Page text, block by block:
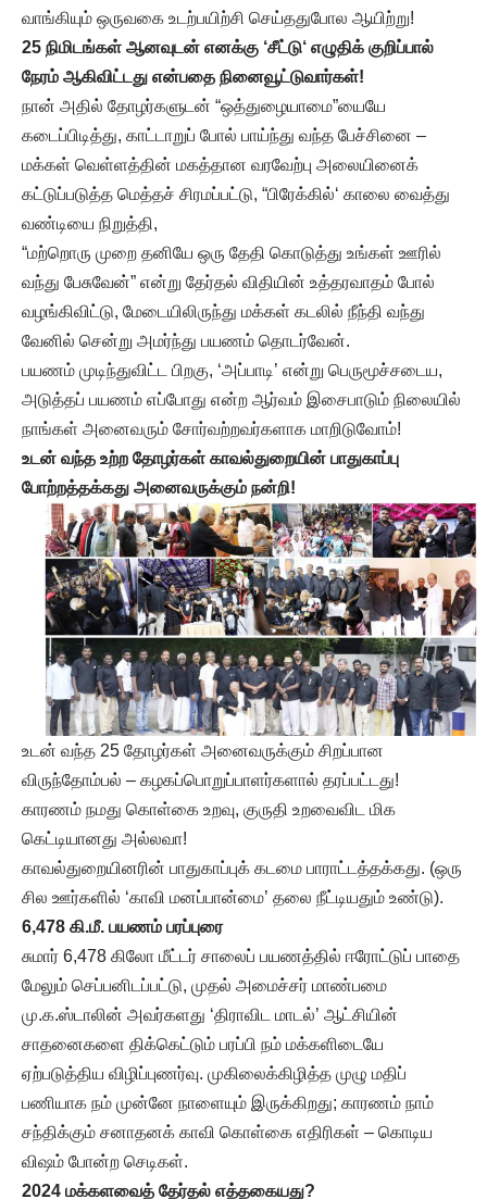
வாங்கியும் ஒருவகை உடற்பயிற்சி செய்ததுபோல ஆயிற்று!
25 நிமிடங்கள் ஆனவுடன் எனக்கு ‘சீட்டு‘ எழுதிக் குறிப்பால்
நேரம் ஆகிவிட்டது என்பதை நினைவூட்டுவார்கள்!
நான் அதில் தோழர்களுடன் “ஒத்துழையாமை”யையே
கடைப்பிடித்து, காட்டாறுப் போல் பாய்ந்து வந்த பேச்சினை –
மக்கள் வெள்ளத்தின் மகத்தான வரவேற்பு அலையினைக்
கட்டுப்படுத்த மெத்தச் சிரமப்பட்டு, “பிரேக்கில்‘ காலை வைத்து
வண்டியை நிறுத்தி,
“மற்றொரு முறை தனியே ஒரு தேதி கொடுத்து உங்கள் ஊரில்
வந்து பேசுவேன்” என்று தேர்தல் விதியின் உத்தரவாதம் போல்
வழங்கிவிட்டு, மேடையிலிருந்து மக்கள் கடலில் நீந்தி வந்து
வேனில் சென்று அமர்ந்து பயணம் தொடர்வேன்.
பயணம் முடிந்துவிட்ட பிறகு, ‘அப்பாடி’ என்று பெருமூச்சடைய,
அடுத்தப் பயணம் எப்போது என்ற ஆர்வம் இசைபாடும் நிலையில்
நாங்கள் அனைவரும் சோர்வற்றவர்களாக மாறிடுவோம்!
உடன் வந்த உற்ற தோழர்கள் காவல்துறையின் பாதுகாப்பு
போற்றத்தக்கது அனைவருக்கும் நன்றி!
உடன் வந்த 25 தோழர்கள் அனைவருக்கும் சிறப்பான
விருந்தோம்பல் – கழகப்பொறுப்பாளர்களால் தரப்பட்டது!
காரணம் நமது கொள்கை உறவு, குருதி உறவைவிட மிக
கெட்டியானது அல்லவா!
காவல்துறையினரின் பாதுகாப்புக் கடமை பாராட்டத்தக்கது. (ஒரு
சில ஊர்களில் ‘காவி மனப்பான்மை’ தலை நீட்டியதும் உண்டு).
6,478 கி.மீ. பயணம் பரப்புரை
சுமார் 6,478 கிலோ மீட்டர் சாலைப் பயணத்தில் ஈரோட்டுப் பாதை
மேலும் செப்பனிடப்பட்டு, முதல் அமைச்சர் மாண்பமை
மு.க.ஸ்டாலின் அவர்களது ‘திராவிட மாடல்’ ஆட்சியின்
சாதனைகளை திக்கெட்டும் பரப்பி நம் மக்களிடையே
ஏற்படுத்திய விழிப்புணர்வு. முகிலைக்கிழித்த முழு மதிப்
பணியாக நம் முன்னே நாளையும் இருக்கிறது; காரணம் நாம்
சந்திக்கும் சனாதனக் காவி கொள்கை எதிரிகள் – கொடிய
விஷம் போன்ற செடிகள்.
2024 மக்களவைத் தேர்தல் எத்தகையது?